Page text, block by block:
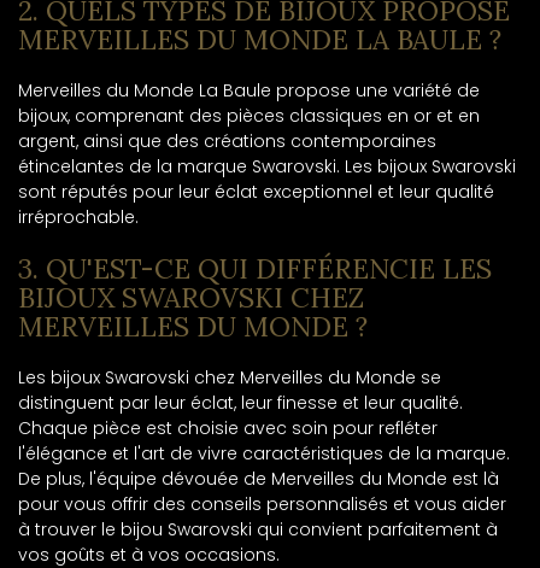
2. QUELS TYPES DE BIJOUX PROPOSE
MERVEILLES DU MONDE LA BAULE ?
Merveilles du Monde La Baule propose une variété de
bijoux, comprenant des pièces classiques en or et en
argent, ainsi que des créations contemporaines
étincelantes de la marque Swarovski. Les bijoux Swarovski
sont réputés pour leur éclat exceptionnel et leur qualité
irréprochable.
3. QU'EST-CE QUI DIFFÉRENCIE LES
BIJOUX SWAROVSKI CHEZ
MERVEILLES DU MONDE ?
Les bijoux Swarovski chez Merveilles du Monde se
distinguent par leur éclat, leur finesse et leur qualité.
Chaque pièce est choisie avec soin pour refléter
l'élégance et l'art de vivre caractéristiques de la marque.
De plus, l'équipe dévouée de Merveilles du Monde est là
pour vous offrir des conseils personnalisés et vous aider
à trouver le bijou Swarovski qui convient parfaitement à
vos goûts et à vos occasions.